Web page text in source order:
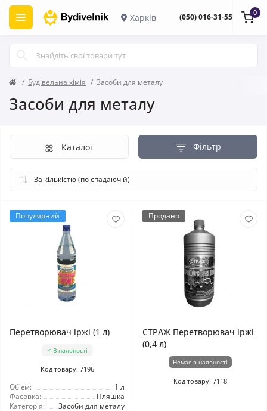
Харків (050) 016-31-55 0
Будівельна хімія Засоби для металу
Засоби для металу
Фільтр
Каталог
Популярний
Перетворювач іржі (1 л)
В наявності
Код товару: 7196
Об'єм:
1 л
Фасовка:
Пляшка
Категорія:
Засоби для металу
Продано
СТРАЖ Перетворювач іржі
(0,4 л)
Немає в наявності
Код товару: 7118